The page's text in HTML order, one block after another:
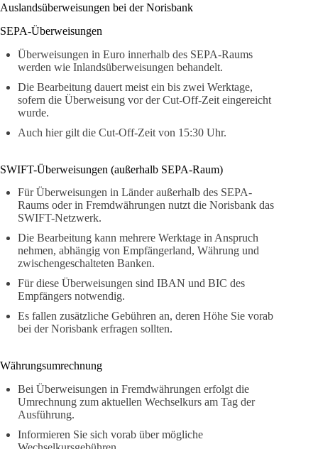
Auslandsüberweisungen bei der Norisbank
SEPA-Überweisungen
Überweisungen in Euro innerhalb des SEPA-Raums
werden wie Inlandsüberweisungen behandelt.
Die Bearbeitung dauert meist ein bis zwei Werktage,
sofern die Überweisung vor der Cut-Off-Zeit eingereicht
wurde.
Auch hier gilt die Cut-Off-Zeit von 15:30 Uhr.
SWIFT-Überweisungen (außerhalb SEPA-Raum)
Für Überweisungen in Länder außerhalb des SEPA-
Raums oder in Fremdwährungen nutzt die Norisbank das
SWIFT-Netzwerk.
Die Bearbeitung kann mehrere Werktage in Anspruch
nehmen, abhängig von Empfängerland, Währung und
zwischengeschalteten Banken.
Für diese Überweisungen sind IBAN und BIC des
Empfängers notwendig.
Es fallen zusätzliche Gebühren an, deren Höhe Sie vorab
bei der Norisbank erfragen sollten.
Währungsumrechnung
Bei Überweisungen in Fremdwährungen erfolgt die
Umrechnung zum aktuellen Wechselkurs am Tag der
Ausführung.
Informieren Sie sich vorab über mögliche